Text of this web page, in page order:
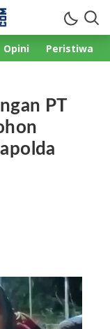
Opini Peristiwa
PT